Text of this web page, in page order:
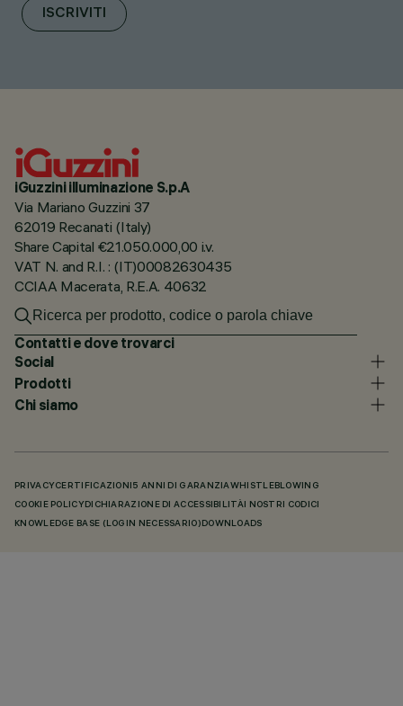
ISCRIVITI
iGuzzini illuminazione S.p.A
Via Mariano Guzzini 37
62019 Recanati (Italy)
Share Capital €21.050.000,00 i.v.
VAT N. and R.I. : (IT)00082630435
CCIAA Macerata, R.E.A. 40632
Contatti e dove trovarci
Social
Prodotti
Chi siamo
PRIVACY CERTIFICAZIONI 5 ANNI DI GARANZIAWHISTLEBLOWING
COOKIE POLICY DICHIARAZIONE DI ACCESSIBILITÀI NOSTRI CODICI
KNOWLEDGE BASE (LOGIN NECESSARIO) DOWNLOADS